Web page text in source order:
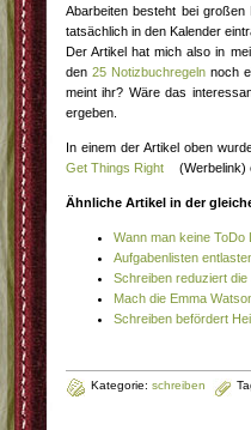
Abarbeiten besteht bei
tatsächlich in den Kalender
Der Artikel hat mich also in
den 25 Notizbuchregeln noch
meint ihr? Wäre das
ergeben.
In einem der Artikel oben
Get Things Right
(Werbelink)
Ähnliche Artikel in der
Wann man keine ToDo
Aufgabenlisten
Schreiben reduziert
Mach die Emma
Schreiben befördert
Kategorie: schreiben